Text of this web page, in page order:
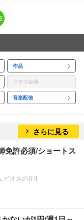
作品
ドラマ出演
音楽配信
さらに見る
免許必須/ショートス
ビオスの丘Ⅱ